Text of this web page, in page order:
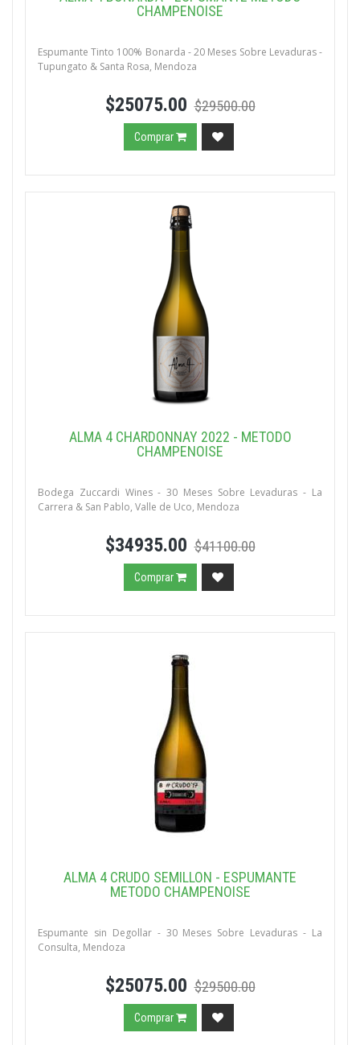
CHAMPENOISE
Espumante Tinto 100% Bonarda - 20 Meses Sobre Levaduras -
Tupungato & Santa Rosa, Mendoza
$25075.00 $29500.00
Comprar
ALMA 4 CHARDONNAY 2022 - METODO
CHAMPENOISE
Bodega Zuccardi Wines - 30 Meses Sobre Levaduras - La
Carrera & San Pablo, Valle de Uco, Mendoza
$34935.00 $41100.00
Comprar
ALMA 4 CRUDO SEMILLON - ESPUMANTE
METODO CHAMPENOISE
Espumante sin Degollar - 30 Meses Sobre Levaduras - La
Consulta, Mendoza
$25075.00 $29500.00
Comprar